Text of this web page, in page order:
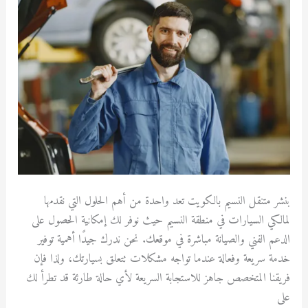
بنشر متنقل النسيم بالكويت تعد واحدة من أهم الحلول التي نقدمها
لمالكي السيارات في منطقة النسيم حيث نوفر لك إمكانية الحصول على
الدعم الفني والصيانة مباشرة في موقعك. نحن ندرك جيدًا أهمية توفير
خدمة سريعة وفعالة عندما تواجه مشكلات تتعلق بسيارتك، ولذا فإن
فريقنا المتخصص جاهز للاستجابة السريعة لأي حالة طارئة قد تطرأ لك
على
بالكويت